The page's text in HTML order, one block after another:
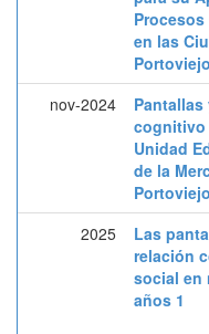
en las
nov-2024
cognitivo
Unidad
de la
Portoviejo
2025
Las
relación
social en
años 1